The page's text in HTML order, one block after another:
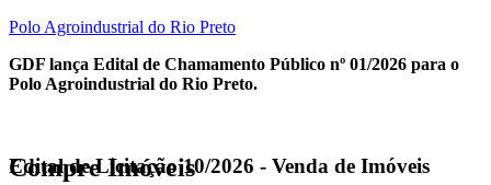
Polo Agroindustrial do Rio Preto
GDF lança Edital de Chamamento Público nº 01/2026 para o
Polo Agroindustrial do Rio Preto.
Compre Imóveis
Edital de Licitação 10/2026 - Venda de Imóveis